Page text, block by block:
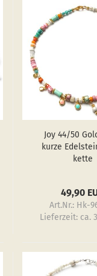
Joy 44/50
kurze
ket­te
49,90
Art.Nr.: Hk-
Lieferzeit: ca.